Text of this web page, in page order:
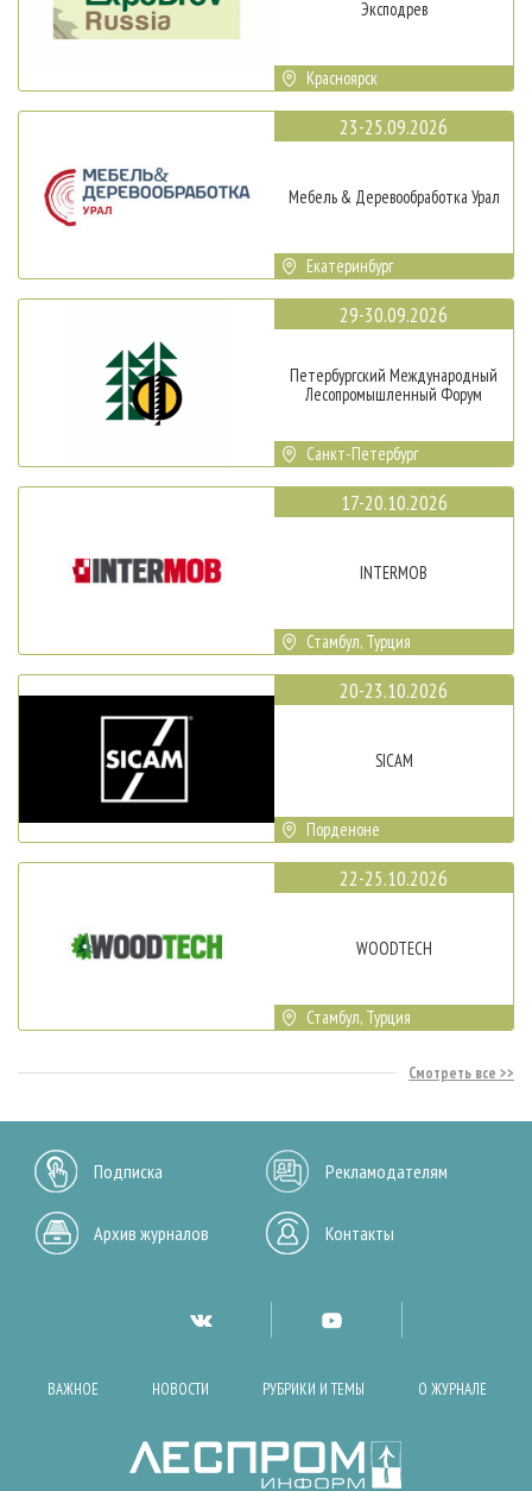
Эксподрев
Красноярск
23-25.09.2026
Мебель & Деревообработка Урал
Екатеринбург
29-30.09.2026
Петербургский Международный
Лесопромышленный Форум
Санкт-Петербург
17-20.10.2026
INTERMOB
Стамбул, Турция
20-23.10.2026
SICAM
Порденоне
22-25.10.2026
WOODTECH
Стамбул, Турция
Смотреть все
Подписка Рекламодателям
Архив журналов Контакты
ВАЖНОЕ НОВОСТИ РУБРИКИ И ТЕМЫ О ЖУРНАЛЕ